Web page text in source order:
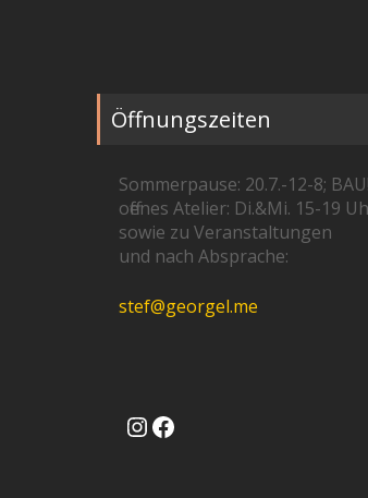
Öffnungszeiten
Sommerpause: 20.7.-12-8;
offenes Atelier: Di.&Mi. 15-19
sowie zu Veranstaltungen
und nach Absprache:
stef@georgel.me
Instagram
Facebook